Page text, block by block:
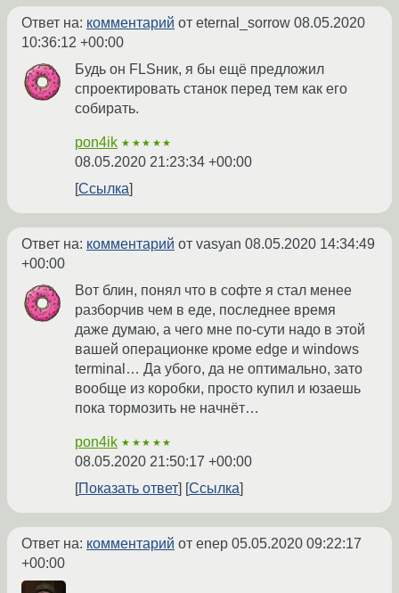
Ответ на: комментарий от eternal_sorrow 08.05.2020
10:36:12 +00:00
Будь он FLSник, я бы ещё предложил
спроектировать станок перед тем как его
собирать.
pon4ik ★★★★★
08.05.2020 21:23:34 +00:00
Ссылка
Ответ на: комментарий от vasyan 08.05.2020 14:34:49
+00:00
Вот блин, понял что в софте я стал менее
разборчив чем в еде, последнее время
даже думаю, а чего мне по-сути надо в этой
вашей операционке кроме edge и windows
terminal… Да убого, да не оптимально, зато
вообще из коробки, просто купил и юзаешь
пока тормозить не начнёт…
pon4ik ★★★★★
08.05.2020 21:50:17 +00:00
Показать ответ
Ссылка
Ответ на: комментарий от enep 05.05.2020 09:22:17
+00:00